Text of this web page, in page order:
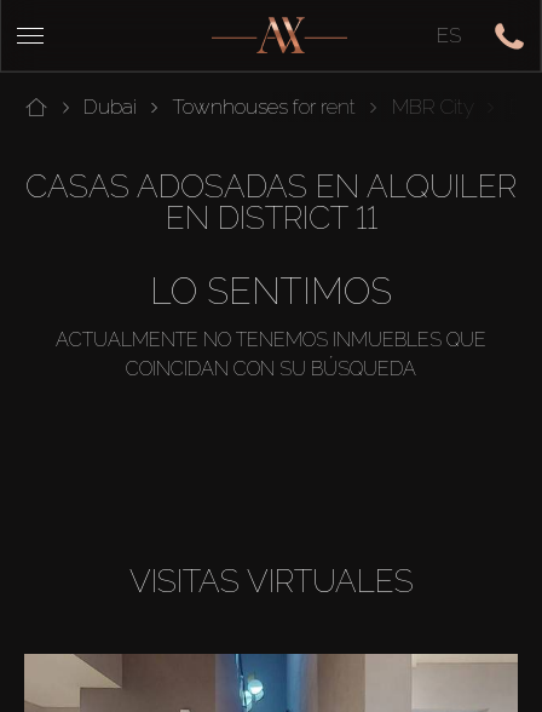
ES
Dubai Townhouses for rent MBR City
CASAS ADOSADAS EN ALQUILER
EN DISTRICT 11
LO SENTIMOS
ACTUALMENTE NO TENEMOS INMUEBLES QUE
COINCIDAN CON SU BÚSQUEDA
VISITAS VIRTUALES